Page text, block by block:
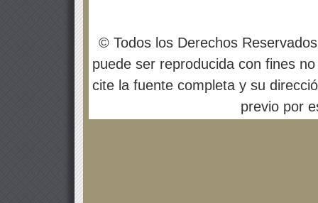
© Todos los Derechos
puede ser reproducida con fines
cite la fuente completa y su
previo por